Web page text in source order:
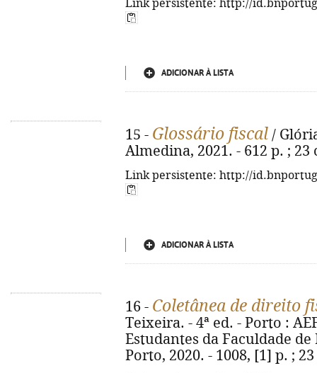
Link persistente: http://
ADICIONAR À LISTA
15 - Glossário fiscal /
Almedina, 2021. - 612 p. ; 23
Link persistente: http://
ADICIONAR À LISTA
16 - Coletânea de direito
Teixeira. - 4ª ed. - Porto :
Estudantes da Faculdade
Porto, 2020. - 1008, [1] p. ;